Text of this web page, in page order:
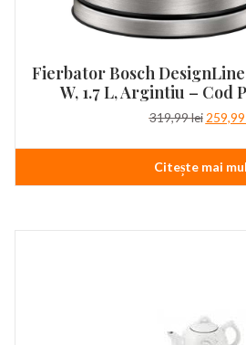
Fierbator Bosch DesignLine
W, 1.7 L, Argintiu – Cod
319,99lei Prețul
a
fost:
319,99
259,99
Citește mai